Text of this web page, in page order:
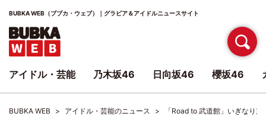
BUBKA WEB（ブブカ・ウェブ）｜グラビア＆アイドルニュースサイト
BUBKA WEB アイドル・芸能のニュース 「Road to 武道館」いぎなり
アイドル・芸能 乃木坂46 日向坂46 櫻坂46